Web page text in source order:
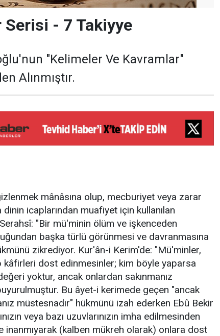
Serisi - 7 Takiyye
"Kelimeler Ve Kavramlar"
Alınmıştır.
mânâsına olup, mecburiyet veya zarar
dinin icaplarından muafiyet için kullanılan
"Bir mü'minin ölüm ve işkenceden
başka türlü görünmesi ve davranmasına
zikrediyor. Kur'ân-i Kerim'de: "Mü'minler,
kâfirleri dost edinmesinler; kim böyle yaparsa
yoktur, ancak onlardan sakınmanız
Bu âyet-i kerimede geçen "ancak
müstesnadır" hükmünü izah ederken Ebû Bekir
veya bazı uzuvlarınızın imha edilmesinden
inanmıyarak (kalben mükreh olarak) onlara dost